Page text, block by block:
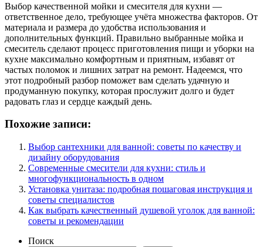
Выбор качественной мойки и смесителя для кухни —
ответственное дело, требующее учёта множества факторов. От
материала и размера до удобства использования и
дополнительных функций. Правильно выбранные мойка и
смеситель сделают процесс приготовления пищи и уборки на
кухне максимально комфортным и приятным, избавят от
частых поломок и лишних затрат на ремонт. Надеемся, что
этот подробный разбор поможет вам сделать удачную и
продуманную покупку, которая прослужит долго и будет
радовать глаз и сердце каждый день.
Похожие записи:
Выбор сантехники для ванной: советы по качеству и
дизайну оборудования
Современные смесители для кухни: стиль и
многофункциональность в одном
Установка унитаза: подробная пошаговая инструкция и
советы специалистов
Как выбрать качественный душевой уголок для ванной:
советы и рекомендации
Поиск